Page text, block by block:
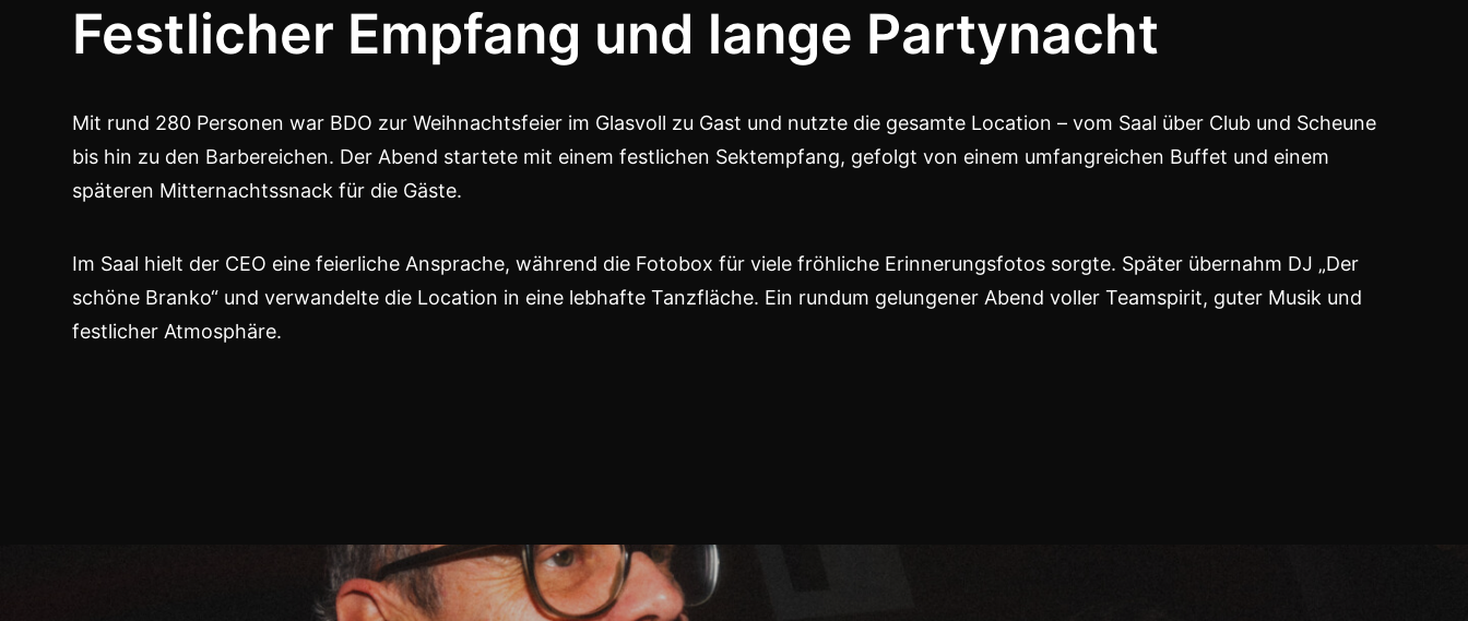
Festlicher Empfang und lange Partynacht
Mit rund 280 Personen war BDO zur Weihnachtsfeier im Glasvoll zu Gast und nutzte die gesamte Location – vom Saal über Club und Scheune
bis hin zu den Barbereichen. Der Abend startete mit einem festlichen Sektempfang, gefolgt von einem umfangreichen Buffet und einem
späteren Mitternachtssnack für die Gäste.
Im Saal hielt der CEO eine feierliche Ansprache, während die Fotobox für viele fröhliche Erinnerungsfotos sorgte. Später übernahm DJ „Der
schöne Branko“ und verwandelte die Location in eine lebhafte Tanzfläche. Ein rundum gelungener Abend voller Teamspirit, guter Musik und
festlicher Atmosphäre.